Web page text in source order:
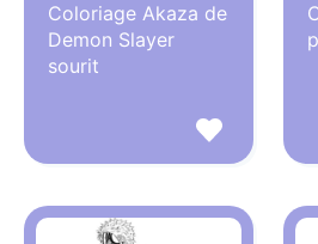
Coloriage Akaza de
Demon Slayer
sourit